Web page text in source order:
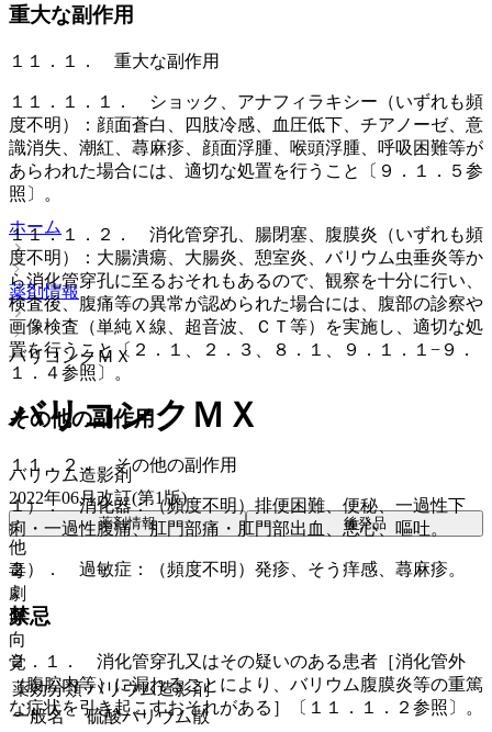
重大な副作用
１１．１． 重大な副作用
１１．１．１． ショック、アナフィラキシー（いずれも頻
度不明）：顔面蒼白、四肢冷感、血圧低下、チアノーゼ、意
識消失、潮紅、蕁麻疹、顔面浮腫、喉頭浮腫、呼吸困難等が
あらわれた場合には、適切な処置を行うこと〔９．１．５参
照〕。
１１．１．２． 消化管穿孔、腸閉塞、腹膜炎（いずれも頻
度不明）：大腸潰瘍、大腸炎、憩室炎、バリウム虫垂炎等か
ら消化管穿孔に至るおそれもあるので、観察を十分に行い、
検査後、腹痛等の異常が認められた場合には、腹部の診察や
画像検査（単純Ｘ線、超音波、ＣＴ等）を実施し、適切な処
置を行うこと〔２．１、２．３、８．１、９．１．１−９．
１．４参照〕。
その他の副作用
１１．２． その他の副作用
１）． 消化器：（頻度不明）排便困難、便秘、一過性下
痢・一過性腹痛、肛門部痛・肛門部出血、悪心、嘔吐。
２）． 過敏症：（頻度不明）発疹、そう痒感、蕁麻疹。
禁忌
２．１． 消化管穿孔又はその疑いのある患者［消化管外
（腹腔内等）に漏れることにより、バリウム腹膜炎等の重篤
な症状を引き起こすおそれがある］〔１１．１．２参照〕。
ホーム
薬剤情報
バリコンクＭＸ
バリコンクＭＸ
バリウム造影剤
2022年06月改訂(第1版)
薬剤情報 後発品
他
毒
劇
麻
向
覚
薬効分類 バリウム造影剤
一般名
硫酸バリウム散